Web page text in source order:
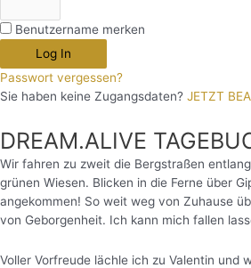
Benutzername merken
Log In
Passwort vergessen?
Sie haben keine Zugangsdaten? JETZT
DREAM.ALIVE
Wir fahren zu zweit die Bergstraßen
grünen Wiesen. Blicken in die Ferne über
angekommen! So weit weg von Zuhause
von Geborgenheit. Ich kann mich fallen
Voller Vorfreude lächle ich zu Valentin und